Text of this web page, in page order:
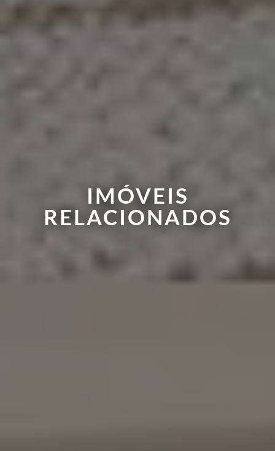
IMÓVEIS
RELACIONADOS